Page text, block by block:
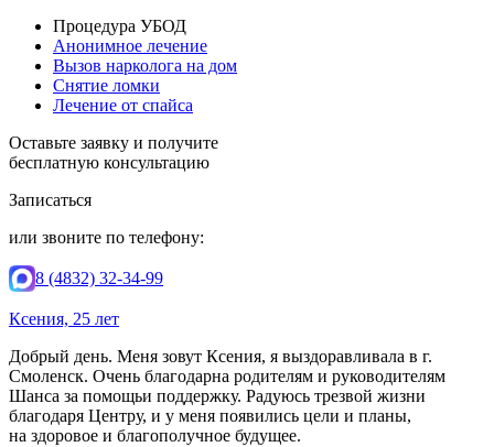
Процедура УБОД
Анонимное лечение
Вызов нарколога на дом
Снятие ломки
Лечение от спайса
Оставьте заявку и получите
бесплатную консультацию
Записаться
или звоните по телефону:
8 (4832) 32-34-99
Ксения, 25 лет
Добрый день. Меня зовут Ксения, я выздоравливала в г.
Смоленск. Очень благодарна родителям и руководителям
Шанса за помощьи поддержку. Радуюсь трезвой жизни
благодаря Центру, и у меня появились цели и планы,
на здоровое и благополучное будущее.